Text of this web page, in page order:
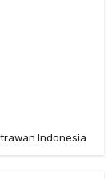
Indonesia